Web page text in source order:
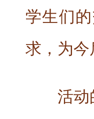
学生们
求，为
活动